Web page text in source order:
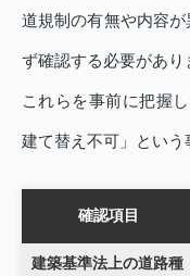
道規制の有無や内容
ず確認する必要があり
これらを事前に把握
建て替え不可」という
確認項目
建築基準法上の道路種